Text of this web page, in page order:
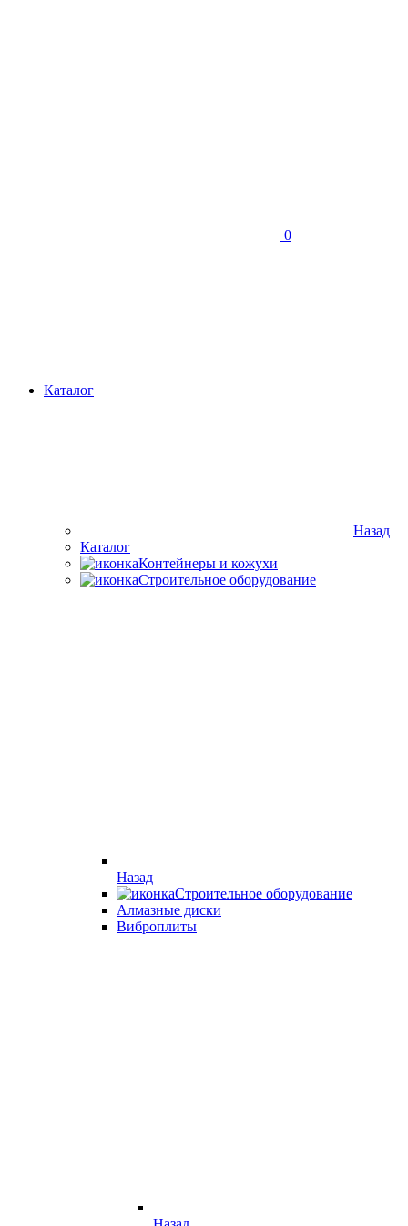
0
Каталог
Назад
Каталог
Контейнеры и кожухи
Строительное оборудование
Назад
Строительное оборудование
Алмазные диски
Виброплиты